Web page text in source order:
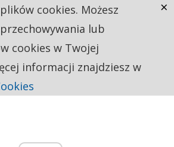
cookies. Możesz
lub
cookies w Twojej
informacji znajdziesz w
×